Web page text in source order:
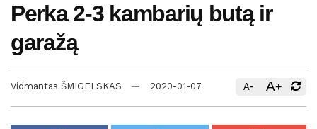
Perka 2-3 kambarių butą ir
garažą
Vidmantas ŠMIGELSKAS 2020-01-07 A- A+